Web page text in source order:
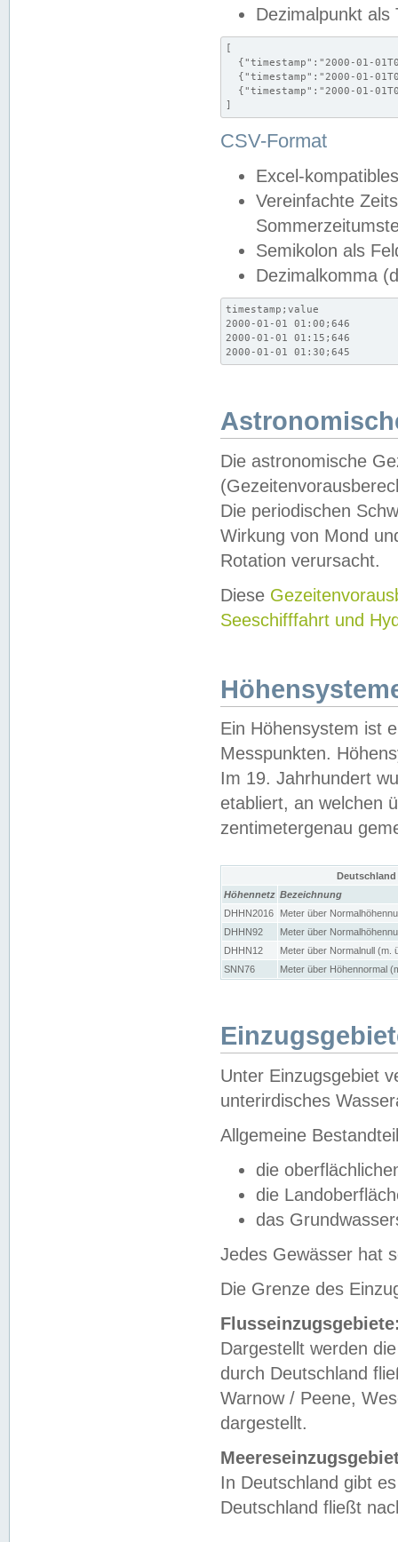
Dezimalpunkt als
[
{"timestamp":"2000-01-
{"timestamp":"2000-01-
{"timestamp":"2000-01-
]
CSV-Format
Excel-
Vereinfachte
Semikolon als
Dezimalkomma
timestamp;value
2000-01-01 01:00;646
2000-01-01 01:15;646
2000-01-01 01:30;645
Die astronomische
Die periodischen
Wirkung von Mond
Rotation verursacht.
Diese
Seeschifffahrt und
Ein Höhensystem ist
Messpunkten.
Im 19. Jahrhundert
etabliert, an welchen
zentimetergenau
Höhennetz Bezeichnung
DHHN2016
Meter über
DHHN92
Meter über
DHHN12
Meter über Normalnull (m.
SNN76
Meter über Höhennormal
Unter Einzugsgebiet
unterirdisches
Allgemeine
die
die
das
Jedes Gewässer hat
Die Grenze des
Dargestellt werden
durch Deutschland
Warnow / Peene,
dargestellt.
In Deutschland gibt
Deutschland fließt